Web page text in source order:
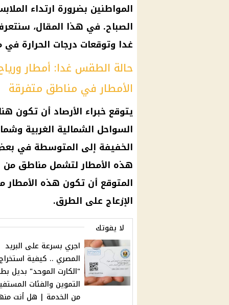
المواطنين بضرورة ارتداء
الصباح. في هذا المقال،
غدا وتوقعات درجات الحرارة في
حالة الطقس غدا: أمطار
الأمطار في مناطق متفرقة
يتوقع خبراء الأرصاد أن تكون
السواحل الشمالية الغربية
الخفيفة إلى المتوسطة في
هذه الأمطار لتشمل مناطق من
المتوقع أن تكون هذه
الإزعاج على الطرق.
لا يفوتك
اجري بسرعة على البريد
المصري .. كيفية
"الكارت الموحد" بديل
التموين والفئات
من الخدمة | هل أنت